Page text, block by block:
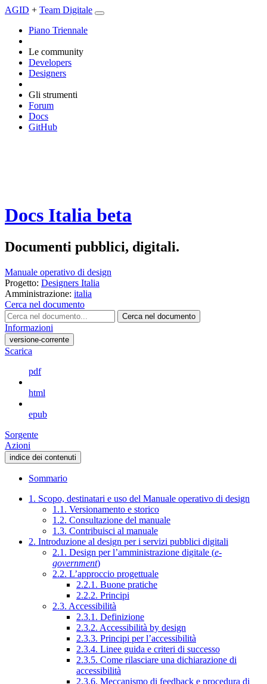
AGID + Team Digitale
Piano Triennale
Le community
Developers
Designers
Gli strumenti
Forum
Docs
GitHub
Docs Italia beta
Documenti pubblici, digitali.
Manuale operativo di design
Progetto: Designers Italia
Amministrazione: italia
Cerca nel documento
Cerca nel documento
Informazioni
versione-corrente
Scarica
pdf
html
epub
Sorgente
Azioni
indice dei contenuti
Sommario
1. Scopo, destinatari e uso del Manuale operativo di design
1.1. Versionamento e storico
1.2. Consultazione del manuale
1.3. Contribuisci al manuale
2. Introduzione al design per i servizi pubblici digitali
2.1. Design per l’amministrazione digitale (e-
government)
2.2. L’approccio progettuale
2.2.1. Buone pratiche
2.2.2. Principi
2.3. Accessibilità
2.3.1. Definizione
2.3.2. Accessibilità by design
2.3.3. Principi per l’accessibilità
2.3.4. Linee guida e criteri di successo
2.3.5. Come rilasciare una dichiarazione di
accessibilità
2.3.6. Meccanismo di feedback e procedura di